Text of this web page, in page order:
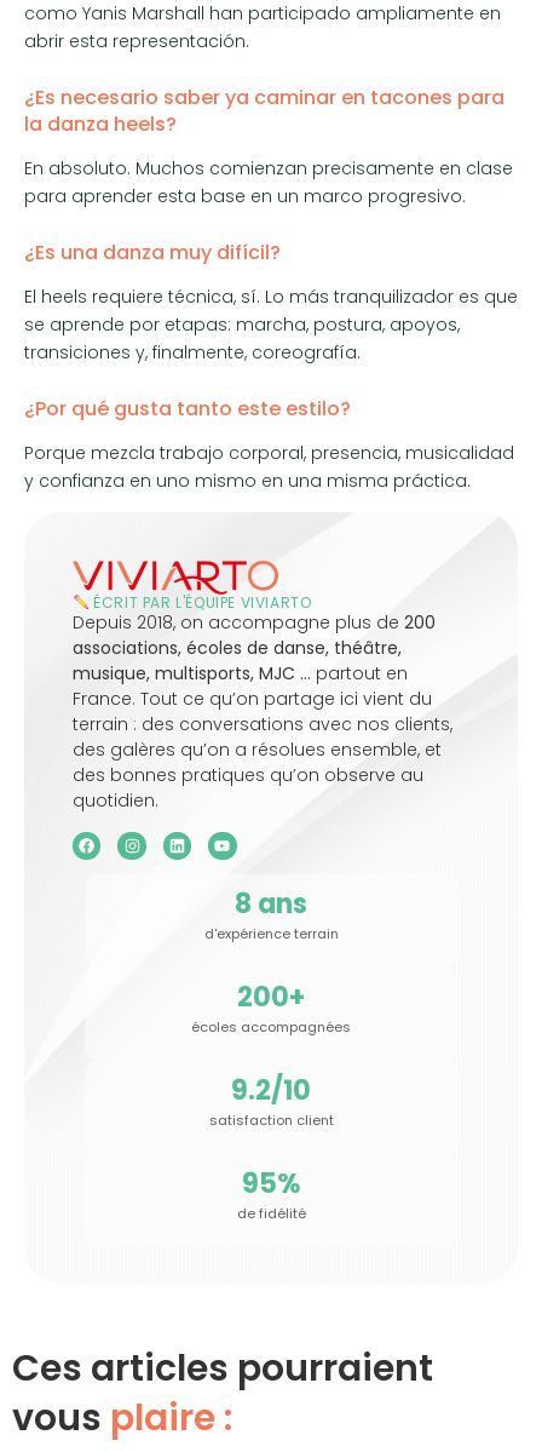
como Yanis Marshall han participado ampliamente en
abrir esta representación.
¿Es necesario saber ya caminar en tacones para
la danza heels?
En absoluto. Muchos comienzan precisamente en clase
para aprender esta base en un marco progresivo.
¿Es una danza muy difícil?
El heels requiere técnica, sí. Lo más tranquilizador es que
se aprende por etapas: marcha, postura, apoyos,
transiciones y, finalmente, coreografía.
¿Por qué gusta tanto este estilo?
Porque mezcla trabajo corporal, presencia, musicalidad
y confianza en uno mismo en una misma práctica.
ÉCRIT PAR L'ÉQUIPE VIVIARTO
Depuis 2018, on accompagne plus de 200
associations, écoles de danse, théâtre,
musique, multisports, MJC … partout en
France. Tout ce qu’on partage ici vient du
terrain : des conversations avec nos clients,
des galères qu’on a résolues ensemble, et
des bonnes pratiques qu’on observe au
quotidien.
d'expérience terrain
8 ans
écoles accompagnées
200+
satisfaction client
9.2/10
de fidélité
95%
Ces articles pourraient
vous plaire :